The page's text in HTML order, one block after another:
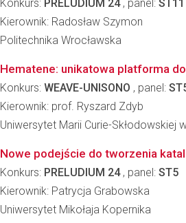
Konkurs: PRELUDIUM 24, panel: ST11
Kierownik: Radosław Szymon
Politechnika Wrocławska
Hematene: unikatowa platforma
Konkurs: WEAVE-UNISONO , panel:
Kierownik: prof. Ryszard Zdyb
Uniwersytet Marii Curie-Skłodowskiej
Nowe podejście do tworzenia
Konkurs: PRELUDIUM 24, panel: ST5
Kierownik: Patrycja Grabowska
Uniwersytet Mikołaja Kopernika